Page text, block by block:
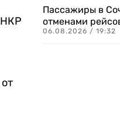
НКР
Пассажиры в
отменами
06.08.2026 / 19:32